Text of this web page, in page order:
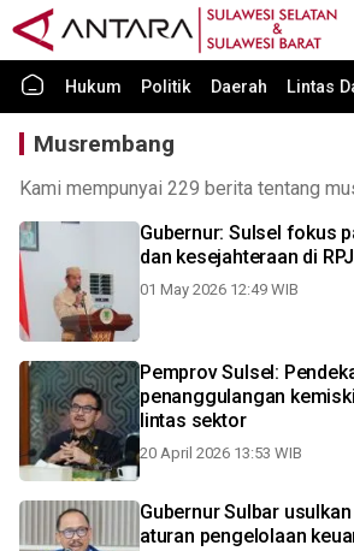
Hukum Politik Daerah Lintas
Musrembang
Kami mempunyai 229 berita tentang
Gubernur: Sulsel fokus
dan kesejahteraan di
01 May 2026 12:49 WIB
Pemprov Sulsel:
penanggulangan
lintas sektor
20 April 2026 13:53 WIB
Gubernur Sulbar
aturan pengelolaan